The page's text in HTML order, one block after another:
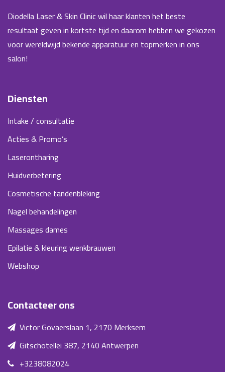
Diodella Laser & Skin Clinic wil haar klanten het beste
resultaat geven in kortste tijd en daarom hebben we gekozen
voor wereldwijd bekende apparatuur en topmerken in ons
salon!
Diensten
Intake / consultatie
Acties & Promo’s
Laserontharing
Huidverbetering
Cosmetische tandenbleking
Nagel behandelingen
Massages dames
Epilatie & kleuring wenkbrauwen
Webshop
Contacteer ons
Victor Govaerslaan 1, 2170 Merksem
Gitschotellei 387, 2140 Antwerpen
+3238082024